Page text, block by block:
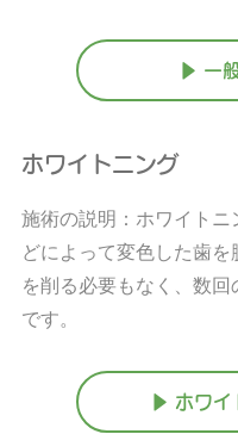
▶ 一
ホワイトニング
施術の説明：ホワイト
どによって変色した歯
を削る必要もなく、数
です。
▶ ホワイ